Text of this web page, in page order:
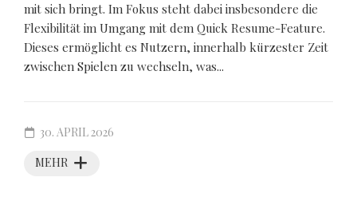
mit sich bringt. Im Fokus steht dabei insbesondere die
Flexibilität im Umgang mit dem Quick Resume-Feature.
Dieses ermöglicht es Nutzern, innerhalb kürzester Zeit
zwischen Spielen zu wechseln, was...
MEHR
30. APRIL 2026